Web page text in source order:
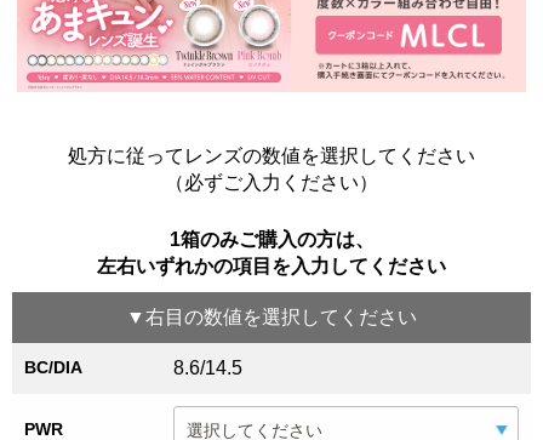
処方に従ってレンズの数値を選択してください
（必ずご入力ください）
1箱のみご購入の方は、
左右いずれかの項目を入力してください
▼右目 の数値を選択してください
BC/DIA 8.6/14.5
PWR